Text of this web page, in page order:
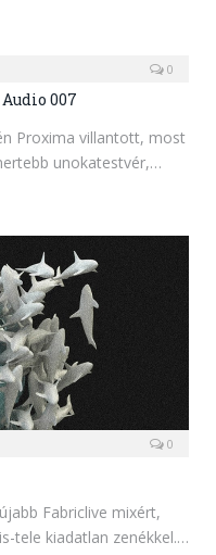
0
007
Proxima villantott, most
unokatestvér,…
0
Fabriclive mixért,
tele kiadatlan zenékkel.…